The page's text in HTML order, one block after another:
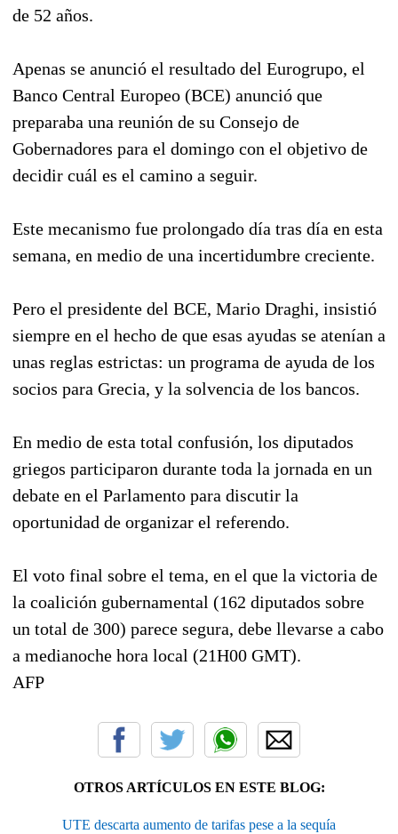
de 52 años.
Apenas se anunció el resultado del Eurogrupo, el
Banco Central Europeo (BCE) anunció que
preparaba una reunión de su Consejo de
Gobernadores para el domingo con el objetivo de
decidir cuál es el camino a seguir.
Este mecanismo fue prolongado día tras día en esta
semana, en medio de una incertidumbre creciente.
Pero el presidente del BCE, Mario Draghi, insistió
siempre en el hecho de que esas ayudas se atenían a
unas reglas estrictas: un programa de ayuda de los
socios para Grecia, y la solvencia de los bancos.
En medio de esta total confusión, los diputados
griegos participaron durante toda la jornada en un
debate en el Parlamento para discutir la
oportunidad de organizar el referendo.
El voto final sobre el tema, en el que la victoria de
la coalición gubernamental (162 diputados sobre
un total de 300) parece segura, debe llevarse a cabo
a medianoche hora local (21H00 GMT).
AFP
OTROS ARTÍCULOS EN ESTE BLOG:
UTE descarta aumento de tarifas pese a la sequía